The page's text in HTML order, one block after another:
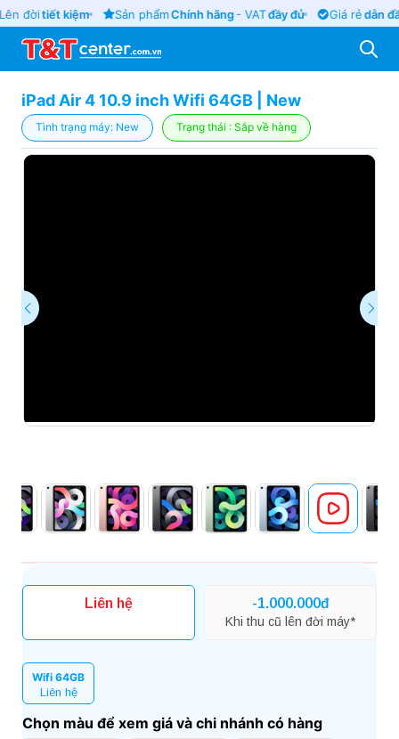
đờitiết kiệm Sản phẩmChính hãng- VATđầy đủ Giá rẻdẫn
iPad Air 4 10.9 inch Wifi 64GB | New
Tình trạng máy: New Trạng thái : Sắp về hàng
Liên hệ -1.000.000đ
Khi thu cũ lên đời máy*
Wifi 64GB
Liên hệ
Chọn màu để xem giá và chi nhánh có hàng